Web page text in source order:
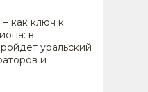
– как ключ к
в
уральский
и